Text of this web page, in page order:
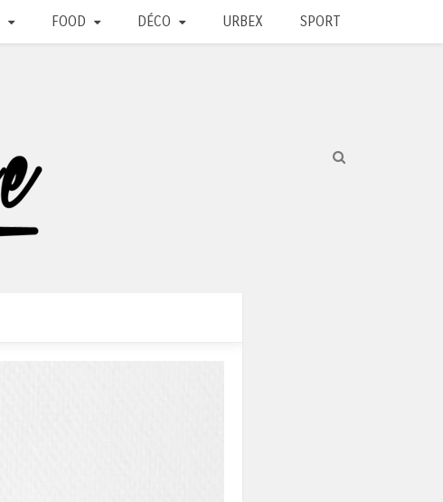
FOOD DÉCO URBEX SPORT